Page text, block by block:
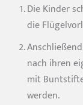
Die Kinder
die
nach ihren
mit
werden.